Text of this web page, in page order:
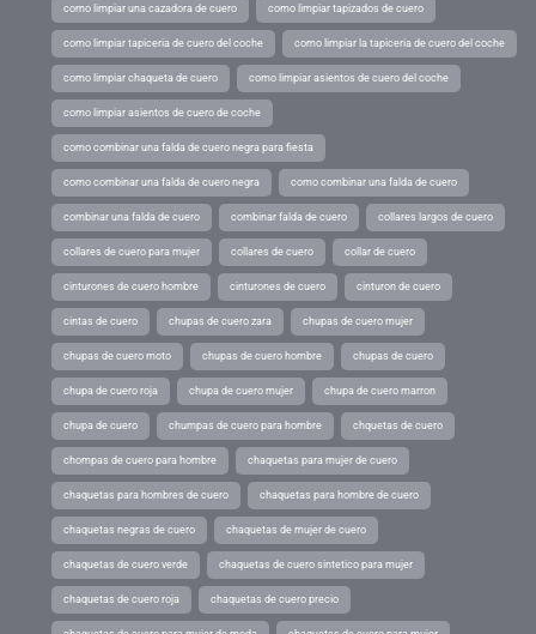
como limpiar una cazadora de cuero como limpiar tapizados de cuero
como limpiar tapiceria de cuero del coche como limpiar la tapiceria de cuero del coche
como limpiar chaqueta de cuero como limpiar asientos de cuero del coche
como limpiar asientos de cuero de coche
como combinar una falda de cuero negra para fiesta
como combinar una falda de cuero negra como combinar una falda de cuero
combinar una falda de cuero combinar falda de cuero collares largos de cuero
collares de cuero para mujer collares de cuero collar de cuero
cinturones de cuero hombre cinturones de cuero cinturon de cuero
cintas de cuero chupas de cuero zara chupas de cuero mujer
chupas de cuero moto chupas de cuero hombre chupas de cuero
chupa de cuero roja chupa de cuero mujer chupa de cuero marron
chupa de cuero chumpas de cuero para hombre chquetas de cuero
chompas de cuero para hombre chaquetas para mujer de cuero
chaquetas para hombres de cuero chaquetas para hombre de cuero
chaquetas negras de cuero chaquetas de mujer de cuero
chaquetas de cuero verde chaquetas de cuero sintetico para mujer
chaquetas de cuero roja chaquetas de cuero precio